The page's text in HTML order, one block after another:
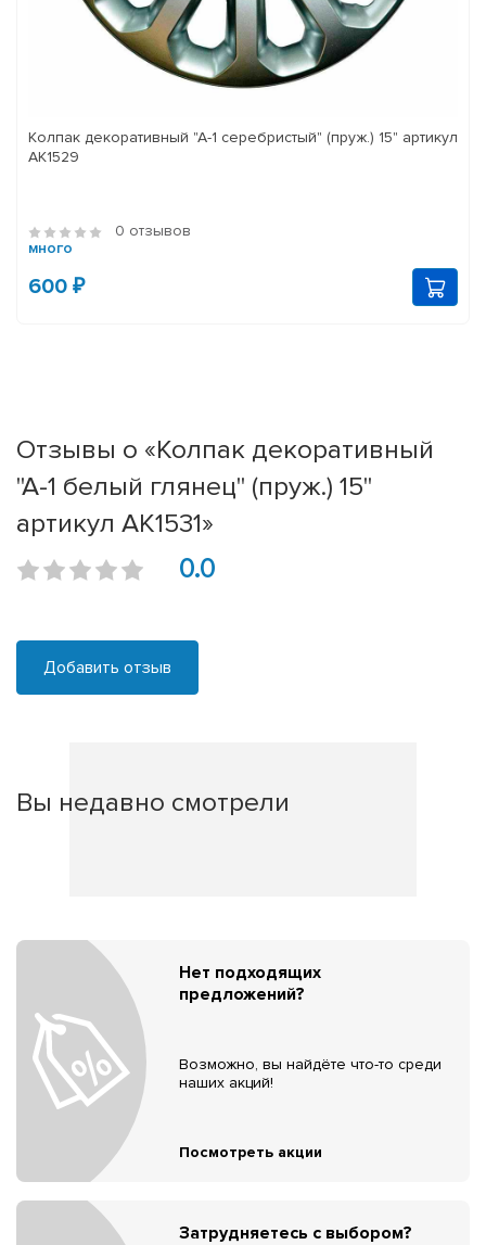
Колпак декоративный "А-1 серебристый" (пруж.) 15" артикул
АК1529
0 отзывов
много
600 ₽
Отзывы о «Колпак декоративный
"А-1 белый глянец" (пруж.) 15"
артикул АК1531»
0.0
Добавить отзыв
Вы недавно смотрели
Нет подходящих
предложений?
Возможно, вы найдёте что-то среди
наших акций!
Посмотреть акции
Затрудняетесь с выбором?